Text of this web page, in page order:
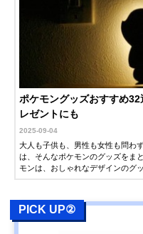
ポケモングッズおすすめ
レゼントにも
2025-09-04
大人も子供も、男性も女性も問わ
は、そんなポケモンのグッズをま
モンは、おしゃれなデザインのグ
PICK UP②